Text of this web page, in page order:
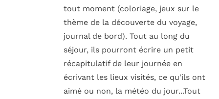
tout moment (coloriage, jeux sur le
thème de la découverte du voyage,
journal de bord). Tout au long du
séjour, ils pourront écrire un petit
récapitulatif de leur journée en
écrivant les lieux visités, ce qu'ils ont
aimé ou non, la météo du jour...Tout